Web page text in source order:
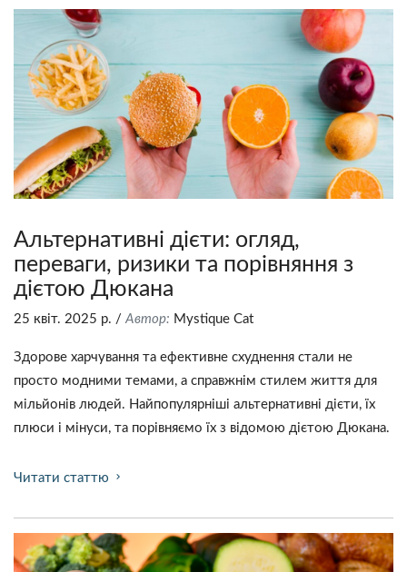
Альтернативні дієти: огляд,
переваги, ризики та порівняння з
дієтою Дюкана
25 квіт. 2025 р. / Автор: Mystique Сat
Здорове харчування та ефективне схуднення стали не
просто модними темами, а справжнім стилем життя для
мільйонів людей. Найпопулярніші альтернативні дієти, їх
плюси і мінуси, та порівняємо їх з відомою дієтою Дюкана.
Читати статтю chevron_right